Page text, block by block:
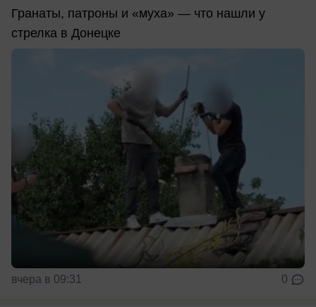
Гранаты, патроны и «муха» — что нашли у
стрелка в Донецке
вчера в 09:31 0